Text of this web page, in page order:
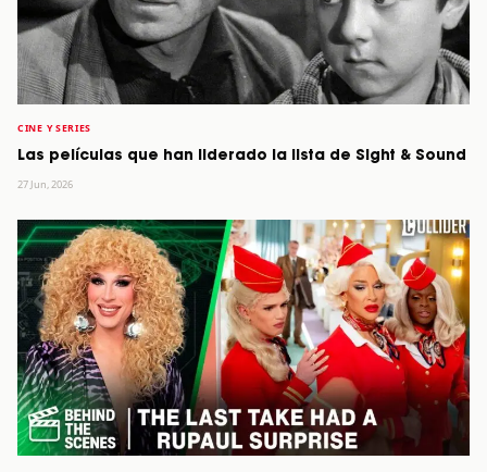
CINE Y SERIES
Las películas que han liderado la lista de Sight & Sound
27 Jun, 2026